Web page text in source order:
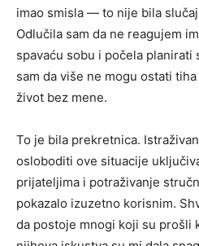
imao smisla — to nije bila
Odlučila sam da ne reagujem
spavaću sobu i počela planirati
sam da više ne mogu ostati
život bez mene.
To je bila prekretnica.
osloboditi ove situacije
prijateljima i potraživanje
pokazalo izuzetno korisnim.
da postoje mnogi koji su prošli